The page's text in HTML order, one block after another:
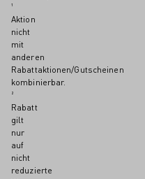
¹
Aktion
nicht
mit
anderen
Rabattaktionen/Gutscheinen
kombinierbar.
²
Rabatt
gilt
nur
auf
nicht
reduzierte